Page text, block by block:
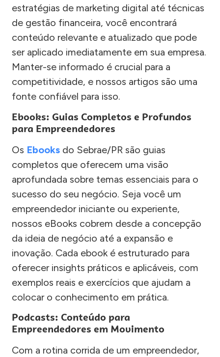
estratégias de marketing digital até técnicas
de gestão financeira, você encontrará
conteúdo relevante e atualizado que pode
ser aplicado imediatamente em sua empresa.
Manter-se informado é crucial para a
competitividade, e nossos artigos são uma
fonte confiável para isso.
Ebooks: Guias Completos e Profundos
para Empreendedores
Os Ebooks do Sebrae/PR são guias
completos que oferecem uma visão
aprofundada sobre temas essenciais para o
sucesso do seu negócio. Seja você um
empreendedor iniciante ou experiente,
nossos eBooks cobrem desde a concepção
da ideia de negócio até a expansão e
inovação. Cada ebook é estruturado para
oferecer insights práticos e aplicáveis, com
exemplos reais e exercícios que ajudam a
colocar o conhecimento em prática.
Podcasts: Conteúdo para
Empreendedores em Movimento
Com a rotina corrida de um empreendedor,